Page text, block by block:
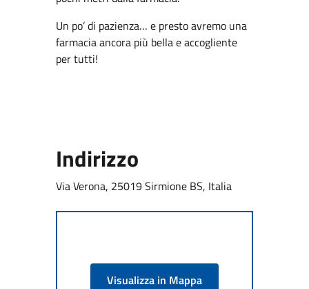
Un po’ di pazienza… e presto avremo una
farmacia ancora più bella e accogliente
per tutti!
Indirizzo
Via Verona, 25019 Sirmione BS, Italia
Visualizza in Mappa